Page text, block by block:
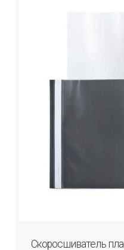
Скоросшиватель